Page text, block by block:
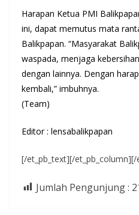
Harapan Ketua PMI
ini, dapat memutus mata
Balikpapan. “Masyarakat
waspada, menjaga
dengan lainnya. Dengan
kembali,” imbuhnya.
(Team)
Editor : lensabalikpapan
[/et_pb_text][/
Jumlah Pengunjung :